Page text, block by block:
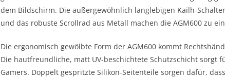
dem Bildschirm. Die außergewöhnlich langlebigen Kailh-
und das robuste Scrollrad aus Metall machen die AGM600 zu
Die ergonomisch gewölbte Form der AGM600 kommt
Die hautfreundliche, matt UV-beschichtete Schutzschicht sorgt
Gamers. Doppelt gespritzte Silikon-Seitenteile sorgen dafür,